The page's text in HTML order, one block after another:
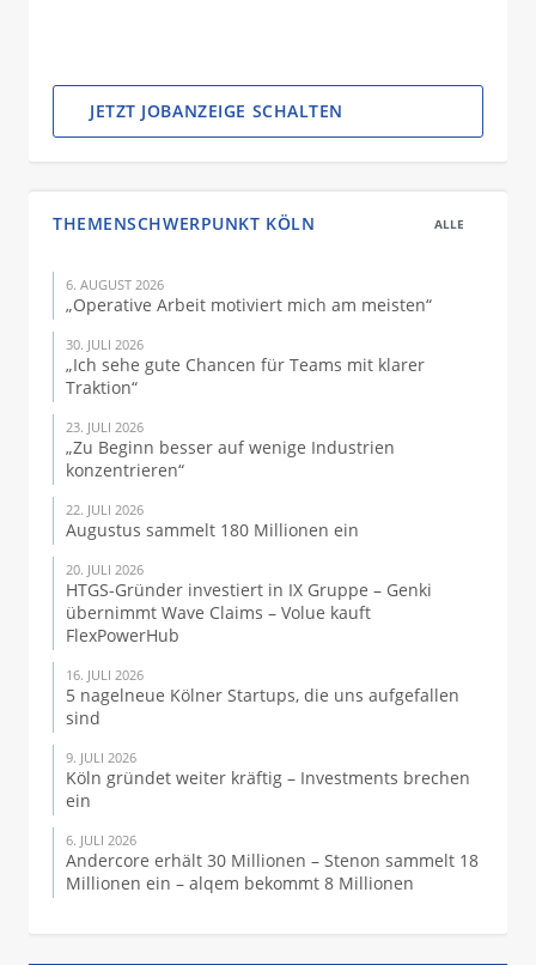
JETZT JOBANZEIGE SCHALTEN
THEMENSCHWERPUNKT KÖLN ALLE
6. AUGUST 2026
„Operative Arbeit motiviert mich am meisten“
30. JULI 2026
„Ich sehe gute Chancen für Teams mit klarer
Traktion“
23. JULI 2026
„Zu Beginn besser auf wenige Industrien
konzentrieren“
22. JULI 2026
Augustus sammelt 180 Millionen ein
20. JULI 2026
HTGS-Gründer investiert in IX Gruppe – Genki
übernimmt Wave Claims – Volue kauft
FlexPowerHub
16. JULI 2026
5 nagelneue Kölner Startups, die uns aufgefallen
sind
9. JULI 2026
Köln gründet weiter kräftig – Investments brechen
ein
6. JULI 2026
Andercore erhält 30 Millionen – Stenon sammelt 18
Millionen ein – alqem bekommt 8 Millionen